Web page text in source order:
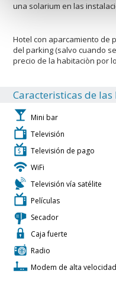
una solarium en las
Hotel con aparcamiento de
del parking (salvo cuando
precio de la habitaciòn por
Caracteristicas de
Mini bar
Televisión
Televisión de pago
WiFi
Televisión vía satélite
Películas
Secador
Caja fuerte
Radio
Modem de alta velocidad